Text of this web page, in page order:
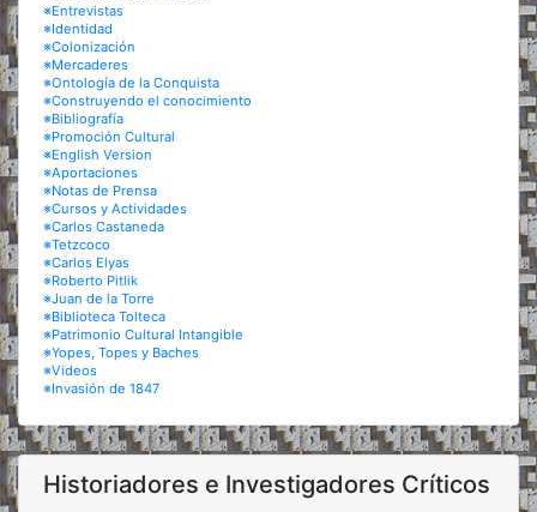
※Entrevistas
※Identidad
※Colonización
※Mercaderes
※Ontología de la Conquista
※Construyendo el conocimiento
※Bibliografía
※Promoción Cultural
※English Version
※Aportaciones
※Notas de Prensa
※Cursos y Actividades
※Carlos Castaneda
※Tetzcoco
※Carlos Elyas
※Roberto Pitlik
※Juan de la Torre
※Biblioteca Tolteca
※Patrimonio Cultural Intangible
※Yopes, Topes y Baches
※Videos
※Invasión de 1847
Historiadores e Investigadores Críticos